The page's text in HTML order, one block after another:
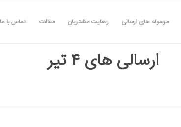
مرسوله های ارسالی رضایت مشتریان مقالات تماس با ما
ارسالی های ۴ تیر